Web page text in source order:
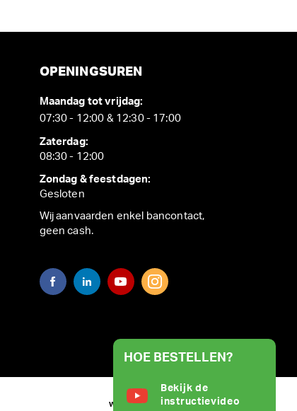
OPENINGSUREN
Maandag tot vrijdag:
07:30 - 12:00 & 12:30 - 17:00
Zaterdag:
08:30 - 12:00
Zondag & feestdagen:
Gesloten
Wij aanvaarden enkel bancontact,
geen cash.
WEBSITE BY
HOE BESTELLEN?
Bekijk de
instructievideo